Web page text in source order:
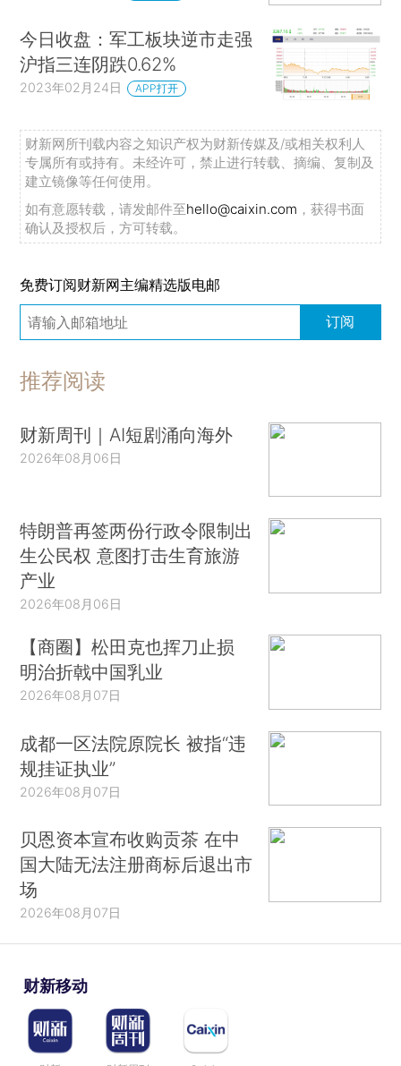
今日收盘：军工板块逆市走强
沪指三连阴跌0.62%
2023年02月24日 APP打开
财新网所刊载内容之知识产权为财新传媒及/或相关权利人
专属所有或持有。未经许可，禁止进行转载、摘编、复制及
建立镜像等任何使用。
如有意愿转载，请发邮件至hello@caixin.com ，获得书面
确认及授权后，方可转载。
免费订阅财新网主编精选版电邮
订阅
推荐阅读
财新周刊｜AI短剧涌向海外
2026年08月06日
特朗普再签两份行政令限制出
生公民权 意图打击生育旅游
产业
2026年08月06日
【商圈】松田克也挥刀止损
明治折戟中国乳业
2026年08月07日
成都一区法院原院长 被指“违
规挂证执业”
2026年08月07日
贝恩资本宣布收购贡茶 在中
国大陆无法注册商标后退出市
场
2026年08月07日
财新移动